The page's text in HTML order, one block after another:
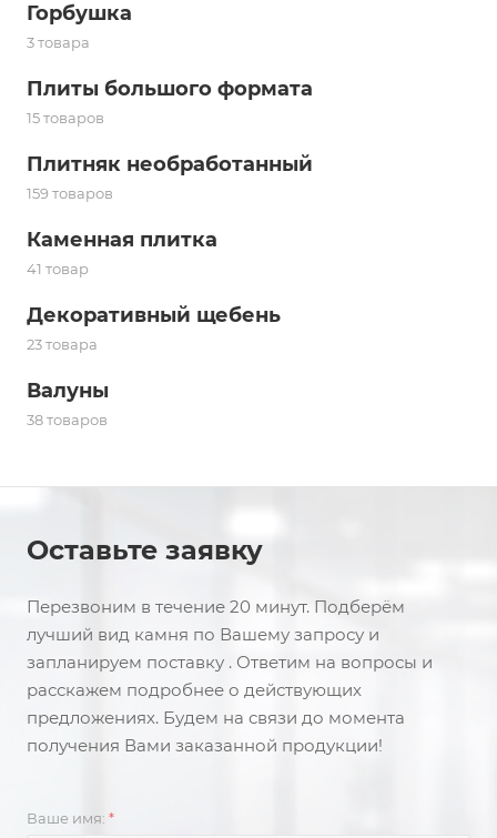
Горбушка
3 товара
Плиты большого формата
15 товаров
Плитняк необработанный
159 товаров
Каменная плитка
41 товар
Декоративный щебень
23 товара
Валуны
38 товаров
Оставьте заявку
Перезвоним в течение 20 минут. Подберём
лучший вид камня по Вашему запросу и
запланируем поставку . Ответим на вопросы и
расскажем подробнее о действующих
предложениях. Будем на связи до момента
получения Вами заказанной продукции!
Ваше имя: *